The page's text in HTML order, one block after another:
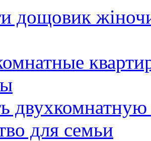
дощовик
для семьи